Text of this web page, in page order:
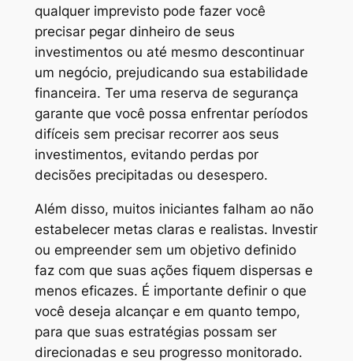
qualquer imprevisto pode fazer você
precisar pegar dinheiro de seus
investimentos ou até mesmo descontinuar
um negócio, prejudicando sua estabilidade
financeira. Ter uma reserva de segurança
garante que você possa enfrentar períodos
difíceis sem precisar recorrer aos seus
investimentos, evitando perdas por
decisões precipitadas ou desespero.
Além disso, muitos iniciantes falham ao não
estabelecer metas claras e realistas. Investir
ou empreender sem um objetivo definido
faz com que suas ações fiquem dispersas e
menos eficazes. É importante definir o que
você deseja alcançar e em quanto tempo,
para que suas estratégias possam ser
direcionadas e seu progresso monitorado.